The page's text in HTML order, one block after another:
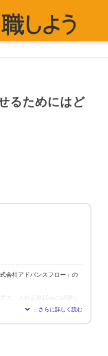
るためにはど
会社アドバンスフロー」の
つけられる」と確信し、多く